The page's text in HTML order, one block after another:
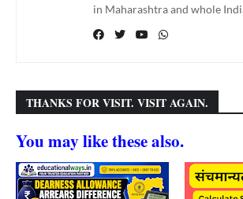
in Maharashtra and whole
THANKS FOR VISIT. VISIT AGAIN.
You may like these also.